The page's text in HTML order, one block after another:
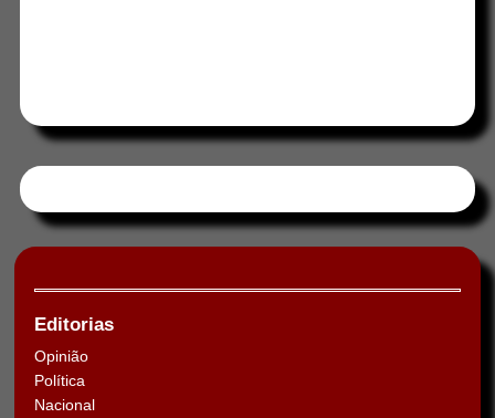
Editorias
Opinião
Política
Nacional